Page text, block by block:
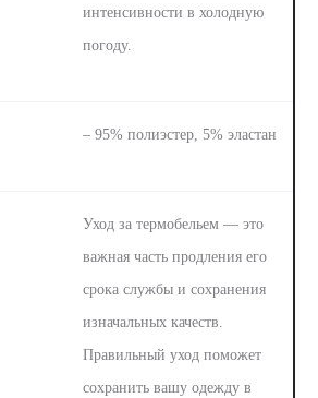
интенсивности в холодную
погоду.
– 95% полиэстер, 5% эластан
Уход за термобельем — это
важная часть продления его
срока службы и сохранения
изначальных качеств.
Правильный уход поможет
сохранить вашу одежду в